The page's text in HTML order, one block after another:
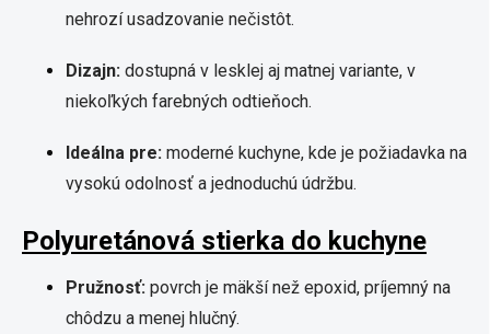
nehrozí usadzovanie nečistôt.
Dizajn: dostupná v lesklej aj matnej variante, v
niekoľkých farebných odtieňoch.
Ideálna pre: moderné kuchyne, kde je požiadavka na
vysokú odolnosť a jednoduchú údržbu.
Polyuretánová stierka do kuchyne
Pružnosť: povrch je mäkší než epoxid, príjemný na
chôdzu a menej hlučný.